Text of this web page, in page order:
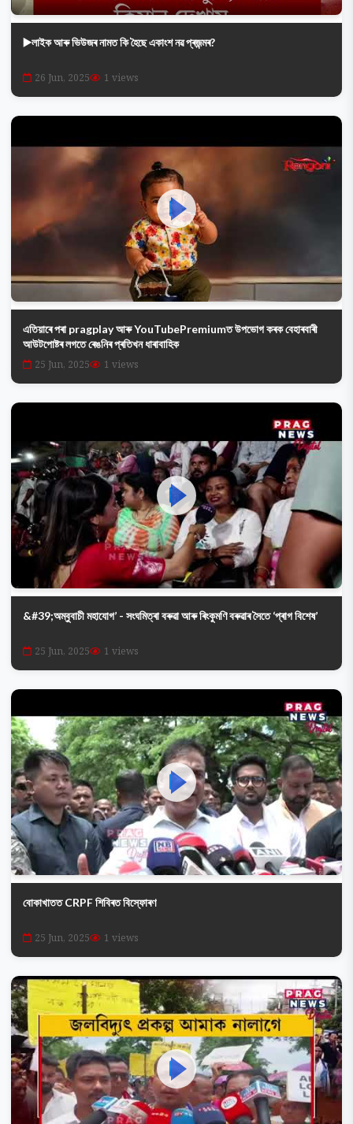
▶️লাইক আৰু ভিউজৰ নামত কি হৈছে একাংশ নৱ প্ৰজন্মৰ?
26 Jun, 2025 1 views
এতিয়াৰে পৰা pragplay আৰু YouTubePremiumত উপভোগ কৰক বেহাৰবাৰী
আউটপোষ্টৰ লগতে ৰেঙনিৰ প্ৰতিখন ধাৰাবাহিক
25 Jun, 2025
1 views
&#39;অম্বুবাচী মহাযোগ’ - সংঘমিত্ৰা বৰুৱা আৰু ৰিংকুমণি বৰুৱাৰ সৈতে ‘প্ৰাগ বিশেষ’
25 Jun, 2025 1 views
বোকাখাতত CRPF শিবিৰত বিস্ফোৰণ
25 Jun, 2025 1 views